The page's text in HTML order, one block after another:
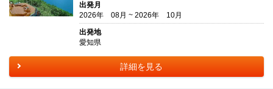
出発月
2026年 08月 ~ 2026年 10月
出発地
愛知県
詳細を見る